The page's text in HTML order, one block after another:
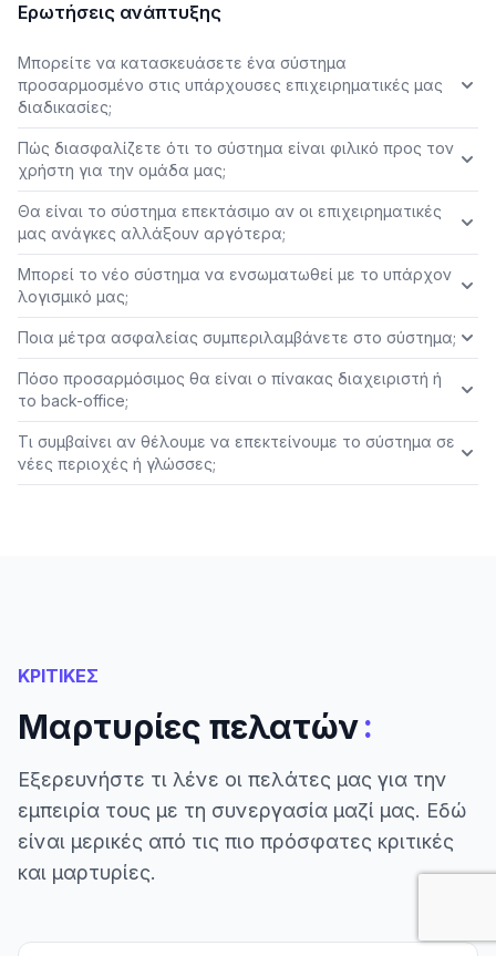
Ερωτήσεις ανάπτυξης
Μπορείτε να κατασκευάσετε ένα σύστημα
προσαρμοσμένο στις υπάρχουσες επιχειρηματικές μας
διαδικασίες;
Πώς διασφαλίζετε ότι το σύστημα είναι φιλικό προς τον
χρήστη για την ομάδα μας;
Θα είναι το σύστημα επεκτάσιμο αν οι επιχειρηματικές
μας ανάγκες αλλάξουν αργότερα;
Μπορεί το νέο σύστημα να ενσωματωθεί με το υπάρχον
λογισμικό μας;
Ποια μέτρα ασφαλείας συμπεριλαμβάνετε στο σύστημα;
Πόσο προσαρμόσιμος θα είναι ο πίνακας διαχειριστή ή
το back-office;
Τι συμβαίνει αν θέλουμε να επεκτείνουμε το σύστημα σε
νέες περιοχές ή γλώσσες;
ΚΡΙΤΙΚΕΣ
Μαρτυρίες πελατών:
Εξερευνήστε τι λένε οι πελάτες μας για την
εμπειρία τους με τη συνεργασία μαζί μας. Εδώ
είναι μερικές από τις πιο πρόσφατες κριτικές
και μαρτυρίες.